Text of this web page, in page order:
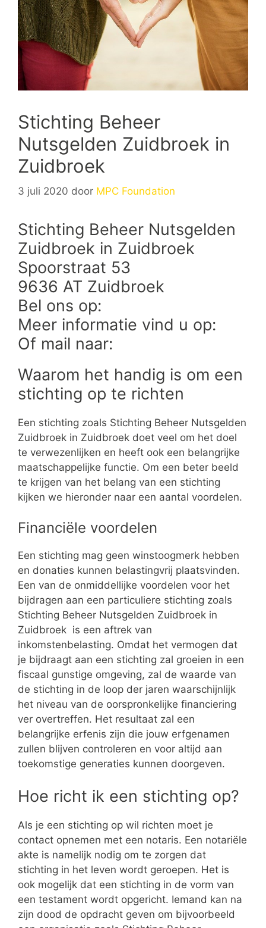
Stichting Beheer
Nutsgelden Zuidbroek in
Zuidbroek
3 juli 2020 door MPC Foundation
Stichting Beheer Nutsgelden
Zuidbroek in Zuidbroek
Spoorstraat 53
9636 AT Zuidbroek
Bel ons op:
Meer informatie vind u op:
Of mail naar:
Waarom het handig is om een
stichting op te richten
Een stichting zoals Stichting Beheer Nutsgelden
Zuidbroek in Zuidbroek doet veel om het doel
te verwezenlijken en heeft ook een belangrijke
maatschappelijke functie. Om een beter beeld
te krijgen van het belang van een stichting
kijken we hieronder naar een aantal voordelen.
Financiële voordelen
Een stichting mag geen winstoogmerk hebben
en donaties kunnen belastingvrij plaatsvinden.
Een van de onmiddellijke voordelen voor het
bijdragen aan een particuliere stichting zoals
Stichting Beheer Nutsgelden Zuidbroek in
Zuidbroek is een aftrek van
inkomstenbelasting. Omdat het vermogen dat
je bijdraagt aan een stichting zal groeien in een
fiscaal gunstige omgeving, zal de waarde van
de stichting in de loop der jaren waarschijnlijk
het niveau van de oorspronkelijke financiering
ver overtreffen. Het resultaat zal een
belangrijke erfenis zijn die jouw erfgenamen
zullen blijven controleren en voor altijd aan
toekomstige generaties kunnen doorgeven.
Hoe richt ik een stichting op?
Als je een stichting op wil richten moet je
contact opnemen met een notaris. Een notariële
akte is namelijk nodig om te zorgen dat
stichting in het leven wordt geroepen. Het is
ook mogelijk dat een stichting in de vorm van
een testament wordt opgericht. Iemand kan na
zijn dood de opdracht geven om bijvoorbeeld